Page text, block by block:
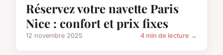
Réservez votre navette Paris
Nice : confort et prix fixes
12 novembre 2025 4 min de lecture →